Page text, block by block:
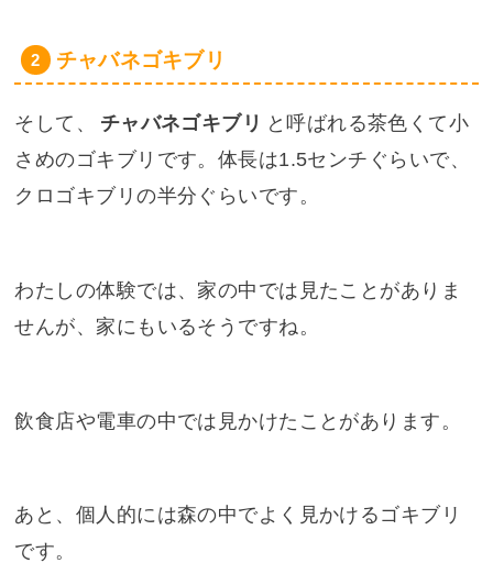
チャバネゴキブリ
そして、 チャバネゴキブリ と呼ばれる茶色くて小
さめのゴキブリです。体長は1.5センチぐらいで、
クロゴキブリの半分ぐらいです。
わたしの体験では、家の中では見たことがありま
せんが、家にもいるそうですね。
飲食店や電車の中では見かけたことがあります。
あと、個人的には森の中でよく見かけるゴキブリ
です。